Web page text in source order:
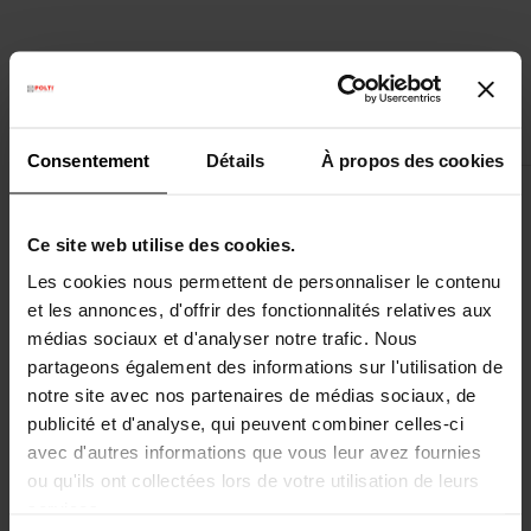
Consentement Détails À propos des cookies
Ce site web utilise des cookies.
Les cookies nous permettent de personnaliser le contenu
et les annonces, d'offrir des fonctionnalités relatives aux
médias sociaux et d'analyser notre trafic. Nous
partageons également des informations sur l'utilisation de
notre site avec nos partenaires de médias sociaux, de
publicité et d'analyse, qui peuvent combiner celles-ci
avec d'autres informations que vous leur avez fournies
ou qu'ils ont collectées lors de votre utilisation de leurs
Découvrez les accessoires compatibles